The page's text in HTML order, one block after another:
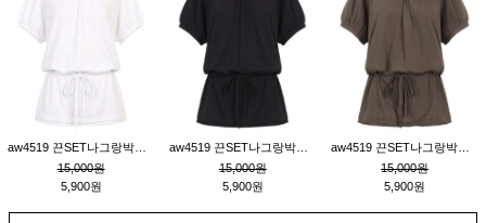
15,000원
5,900원
15,000원
5,900원
15,000원
5,900원